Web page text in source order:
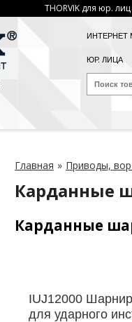
THORVIK для юр. лиц
ИНТЕРНЕТ
ЮР. ЛИЦА
Главная » Приводы,
Карданные
Карданные
IUJ12000
для ударного